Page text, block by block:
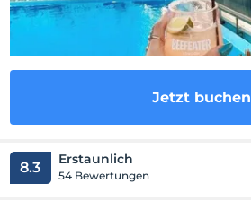
Jetzt buchen
8.3 Erstaunlich
54 Bewertungen